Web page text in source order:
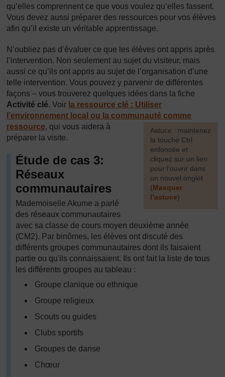
qu’elles comprennent ce que vous voulez qu’elles fassent.
Vous devez aussi préparer des ressources pour vos élèves
afin qu’il existe un véritable apprentissage.
N’oubliez pas d’évaluer ce que les élèves ont appris après
l’intervention. Non seulement au sujet du visiteur, mais
aussi ce qu’ils ont appris au sujet de l’organisation d’une
telle intervention. Vous pouvez y parvenir de différentes
façons – vous trouverez quelques idées dans la fiche
Activité clé. Voir la ressource clé : Utiliser
l’environnement local ou la communauté comme
ressource
[Astuce : maintenez
la touche Ctrl
enfoncée et
cliquez sur un lien
pour l’ouvrir dans
un nouvel onglet
(Masquer
l’astuce)
, qui vous aidera à
préparer la visite.
Étude de cas 3:
Réseaux
communautaires
Mademoiselle Akume a parlé
des réseaux communautaires
avec sa classe de cours moyen deuxième année
(CM2). Par binômes, les élèves ont discuté des
différents groupes communautaires dont ils faisaient
partie ou qu'ils connaissaient. Ils ont fait la liste de tous
les différents groupes au tableau :
Groupe clanique ou ethnique
Groupe religieux
Scouts ou guides
Clubs sportifs
Groupes de danse
Chœur